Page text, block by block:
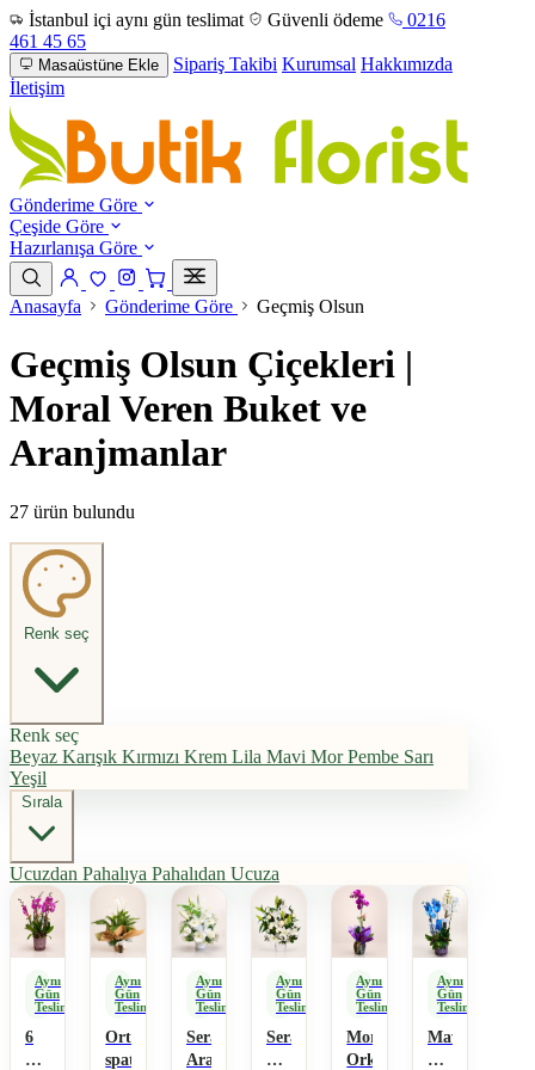
İstanbul içi aynı gün teslimat Güvenli ödeme
0216
461 45 65
Masaüstüne Ekle Sipariş Takibi Kurumsal Hakkımızda
İletişim
Gönderime Göre
Çeşide Göre
Hazırlanışa Göre
Anasayfa Gönderime Göre Geçmiş Olsun
Geçmiş Olsun Çiçekleri |
Moral Veren Buket ve
Aranjmanlar
27 ürün bulundu
Renk seç
Renk seç
Beyaz Karışık Kırmızı Krem Lila Mavi Mor Pembe Sarı
Yeşil
Sırala
Ucuzdan Pahalıya Pahalıdan Ucuza
Aynı
Gün
Teslimat
6
Dal
Aynı
Gün
Teslimat
Ortaboy
spathiphyllum
Aynı
Gün
Teslimat
Seramikte
Aranjman
Aynı
Gün
Teslimat
Seramikte
Beyaz
Aynı
Gün
Teslimat
Mor
Orkide
Aynı
Gün
Teslimat
Mavi
Beyaz